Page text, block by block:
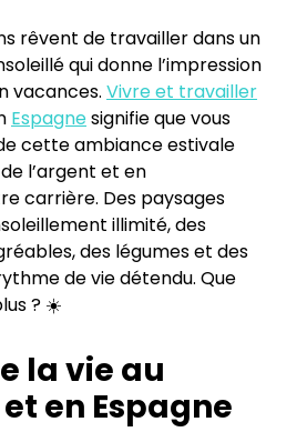
rêvent de travailler dans un
qui donne l’impression
vacances. Vivre et travailler
Espagnesignifie que vous
cette ambiance estivale
l’argent et en
carrière. Des paysages
illimité, des
des légumes et des
de vie détendu. Que
? ☀️
la vie au
en Espagne